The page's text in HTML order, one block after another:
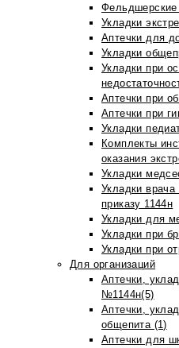
Укладки
Аптечки для
Укладки
Укладки при
Аптечки при
Аптечки при
Укладки
Комплекты
оказания
Укладки
Укладки
приказу 1144н
Укладки для
Укладки при
Укладки при
Для организаций
Аптечки,
№1144н(5)
Аптечки,
общепита (1)
Аптечки для